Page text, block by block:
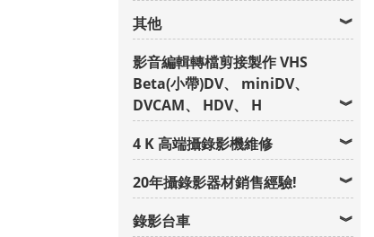
其他
影音編輯轉檔剪接製作 VHS
Beta(小帶)DV、 miniDV、
DVCAM、 HDV、 H
4 K 高端攝錄影機維修
20年攝錄影器材銷售經驗!
錄影台車